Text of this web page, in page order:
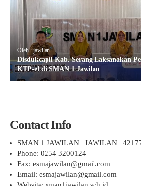
Oleh : jawilan
Disdukcapil Kab. Serang Laksanakan
KTP-el di SMAN 1 Jawilan
Contact Info
SMAN 1 JAWILAN | JAWILAN |
Phone: 0254 3200124
Fax: esmajawilan@gmail.com
Email: esmajawilan@gmail.com